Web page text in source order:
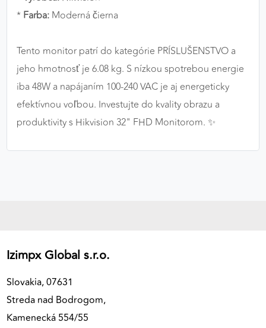
* Farba: Moderná čierna
Tento monitor patrí do kategórie PRÍSLUŠENSTVO a
jeho hmotnosť je 6.08 kg. S nízkou spotrebou energie
iba 48W a napájaním 100-240 VAC je aj energeticky
efektívnou voľbou. Investujte do kvality obrazu a
produktivity s Hikvision 32" FHD Monitorom. ✨
Izimpx Global s.r.o.
Slovakia, 07631
Streda nad Bodrogom,
Kamenecká 554/55